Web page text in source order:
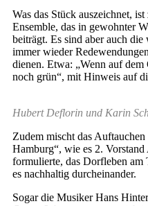
Was das Stück auszeichnet,
Ensemble, das in gewohnter
beiträgt. Es sind aber auch
immer wieder
dienen. Etwa: „Wenn auf
noch grün“, mit Hinweis auf
Hubert Deflorin und Karin
Zudem mischt das
Hamburg“, wie es 2.
formulierte, das Dorfleben am
es nachhaltig durcheinander.
Sogar die Musiker Hans